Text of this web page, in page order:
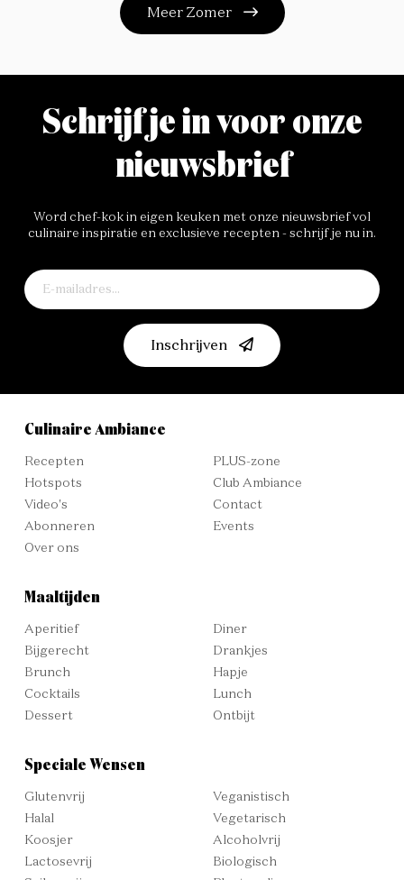
Meer Zomer
Schrijf je in voor onze
nieuwsbrief
Word chef-kok in eigen keuken met onze nieuwsbrief vol
culinaire inspiratie en exclusieve recepten - schrijf je nu in.
Inschrijven
Culinaire Ambiance
Recepten
Hotspots
Video's
Abonneren
Over ons
PLUS-zone
Club Ambiance
Contact
Events
Maaltijden
Aperitief
Bijgerecht
Brunch
Cocktails
Dessert
Diner
Drankjes
Hapje
Lunch
Ontbijt
Speciale Wensen
Glutenvrij
Halal
Koosjer
Lactosevrij
Veganistisch
Vegetarisch
Alcoholvrij
Biologisch